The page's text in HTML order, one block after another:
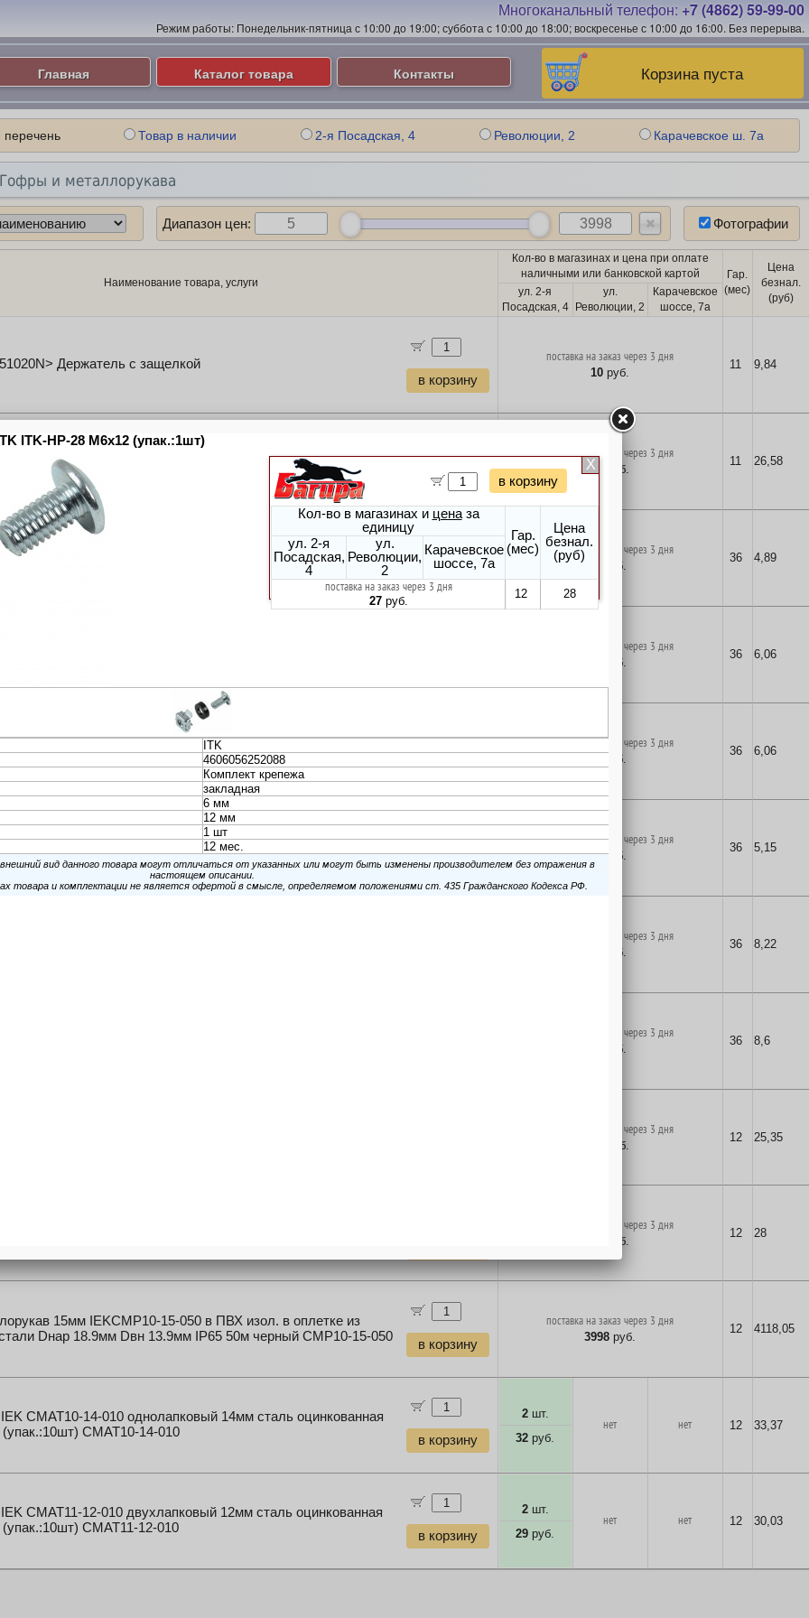
Многоканальный телефон: +7 (4862) 59-99-00
Режим работы: Понедельник-пятница с 10:00 до 19:00; суббота с 10:00 до 18:00; воскресенье с 10:00 до 16:00. Без перерыва.
Корзина пуста
Главная Каталог товара Контакты
Товар в наличии 2-я Посадская, 4 Революции, 2 Карачевское ш. 7а
Гофры и металлорукава
Диапазон цен: Фотографии
Наименование товара, услуги
Кол-во в магазинах и цена при оплате
наличными или банковской картой
Гар.
(мес)
Цена
безнал.
(руб)
ул. 2-я
Посадская, 4
ул.
Революции, 2
Карачевское
шоссе, 7а
Держатель с защелкой
в корзину
поставка на заказ через 3 дня
10 руб.
11 9,84
Держатель двухкомпонентный (d=32мм)
в корзину
поставка на заказ через 3 дня
26 руб.
11 26,58
IEK CTA10D-CF16-K02-100 с защелкой 16мм полистирол
CTA10D-CF16-K02-100
в корзину
поставка на заказ через 3 дня
руб.
36 4,89
поставка на заказ через 3 дня
руб.
36 6,06
IEK CTA10D-CF20-K41-100 с защелкой 20мм полистирол
в корзину
поставка на заказ через 3 дня
руб.
36 6,06
IEK CTA10D-CF25-K02-100 односторонний с защелкой
черный (упак.:1шт) CTA10D-CF25-K02-100
в корзину
поставка на заказ через 3 дня
5руб.
36 5,15
поставка на заказ через 3 дня
руб.
36 8,22
поставка на заказ через 3 дня
руб.
36 8,6
поставка на заказ через 3 дня
руб.
12 25,35
поставка на заказ через 3 дня
руб.
12 28
15мм IEKCMP10-15-050 в ПВХ изол. в оплетке из
Dнар 18.9мм Dвн 13.9мм IP65 50м черный CMP10-15-050
в корзину
поставка на заказ через 3 дня
3998 руб.
12 4118,05
CMAT10-14-010 однолапковый 14мм сталь оцинкованная
CMAT10-14-010
в корзину
2шт.
32 руб.
нет нет 12 33,37
CMAT11-12-010 двухлапковый 12мм сталь оцинкованная
CMAT11-12-010
в корзину
2шт.
29 руб.
нет нет 12 30,03